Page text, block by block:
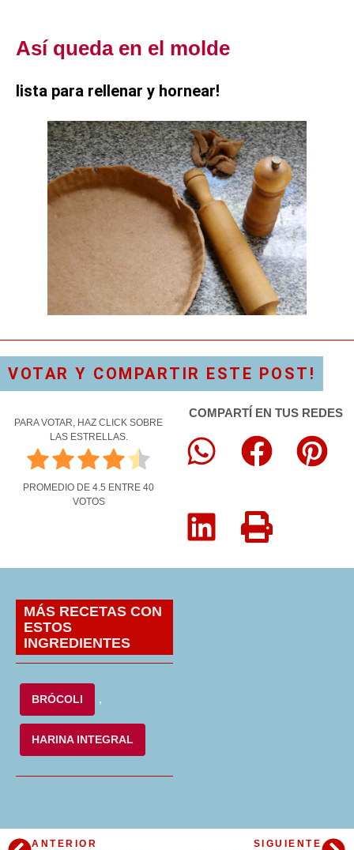
Así queda en el molde
lista para rellenar y hornear!
VOTAR Y COMPARTIR ESTE POST!
PARA VOTAR, HAZ CLICK SOBRE
LAS ESTRELLAS.
PROMEDIO DE 4.5 ENTRE 40
VOTOS
COMPARTÍ EN TUS REDES
MÁS RECETAS CON
ESTOS
INGREDIENTES
BRÓCOLI ,
HARINA INTEGRAL
ANTERIOR
SIGUIENTE